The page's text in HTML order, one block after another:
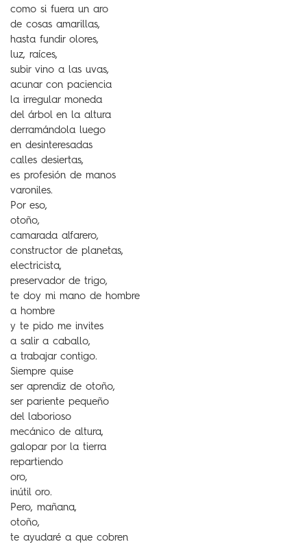
como si fuera un aro
de cosas amarillas,
hasta fundir olores,
luz, raíces,
subir vino a las uvas,
acunar con paciencia
la irregular moneda
del árbol en la altura
derramándola luego
en desinteresadas
calles desiertas,
es profesión de manos
varoniles.
Por eso,
otoño,
camarada alfarero,
constructor de planetas,
electricista,
preservador de trigo,
te doy mi mano de hombre
a hombre
y te pido me invites
a salir a caballo,
a trabajar contigo.
Siempre quise
ser aprendiz de otoño,
ser pariente pequeño
del laborioso
mecánico de altura,
galopar por la tierra
repartiendo
oro,
inútil oro.
Pero, mañana,
otoño,
te ayudaré a que cobren